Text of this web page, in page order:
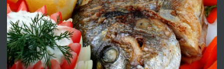
ПРЕДЛАГА
ПРОСТОРЕН ТРИСТАЕН
АПАРТАМЕНТ В НОВА СГРАДА КВ.
КУБА
преди 2 дни